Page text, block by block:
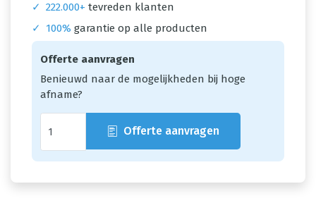
✓ 222.000+ tevreden klanten
✓
100% garantie op alle producten
Offerte aanvragen
Benieuwd naar de mogelijkheden bij hoge
afname?
Offerte aanvragen